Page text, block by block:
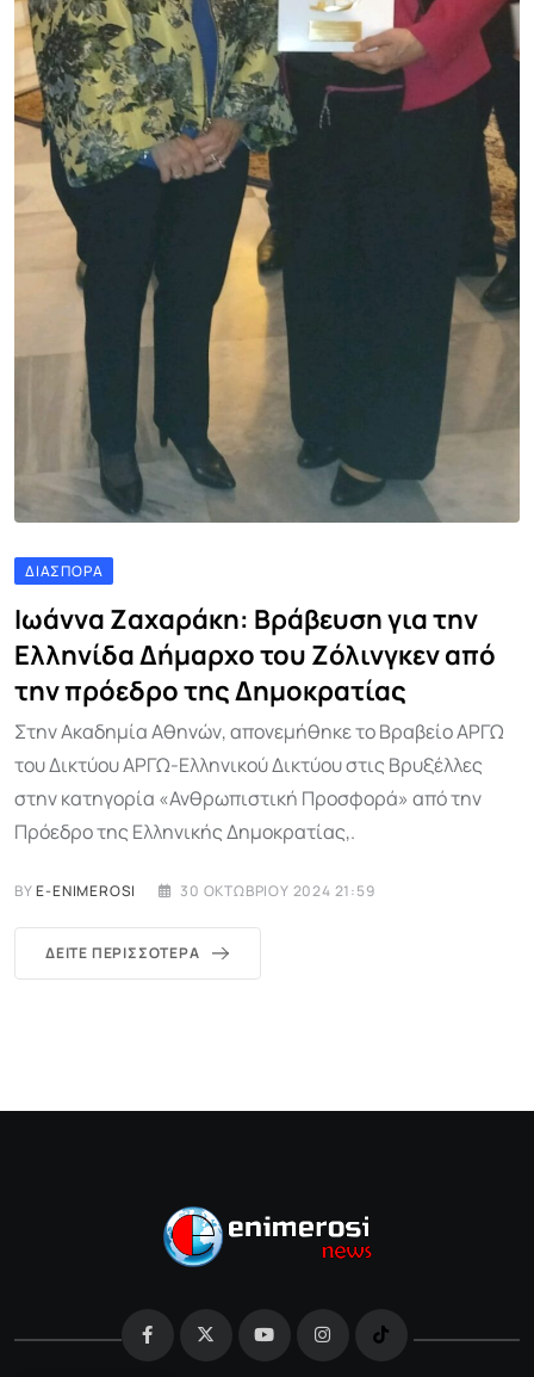
ΔΙΑΣΠΟΡΆ
Ιωάννα Ζαχαράκη: Βράβευση για την
Ελληνίδα Δήμαρχο του Ζόλινγκεν από
την πρόεδρο της Δημοκρατίας
Στην Ακαδημία Αθηνών, απονεμήθηκε το Βραβείο ΑΡΓΩ
του Δικτύου ΑΡΓΩ-Ελληνικού Δικτύου στις Βρυξέλλες
στην κατηγορία «Ανθρωπιστική Προσφορά» από την
Πρόεδρο της Ελληνικής Δημοκρατίας,.
BYE-ENIMEROSI 30 ΟΚΤΩΒΡΊΟΥ 2024 21:59
ΔΕΊΤΕ ΠΕΡΙΣΣΌΤΕΡΑ